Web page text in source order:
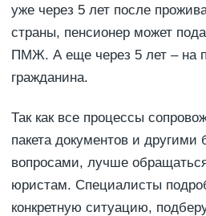
уже через 5 лет после
страны, пенсионер может
ПМЖ. А еще через 5 лет – на
гражданина.
Так как все процессы
пакета документов и другими
вопросами, лучше
юристам. Специалисты
конкретную ситуацию,